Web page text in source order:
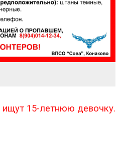
ищут 15-летнюю девочку.